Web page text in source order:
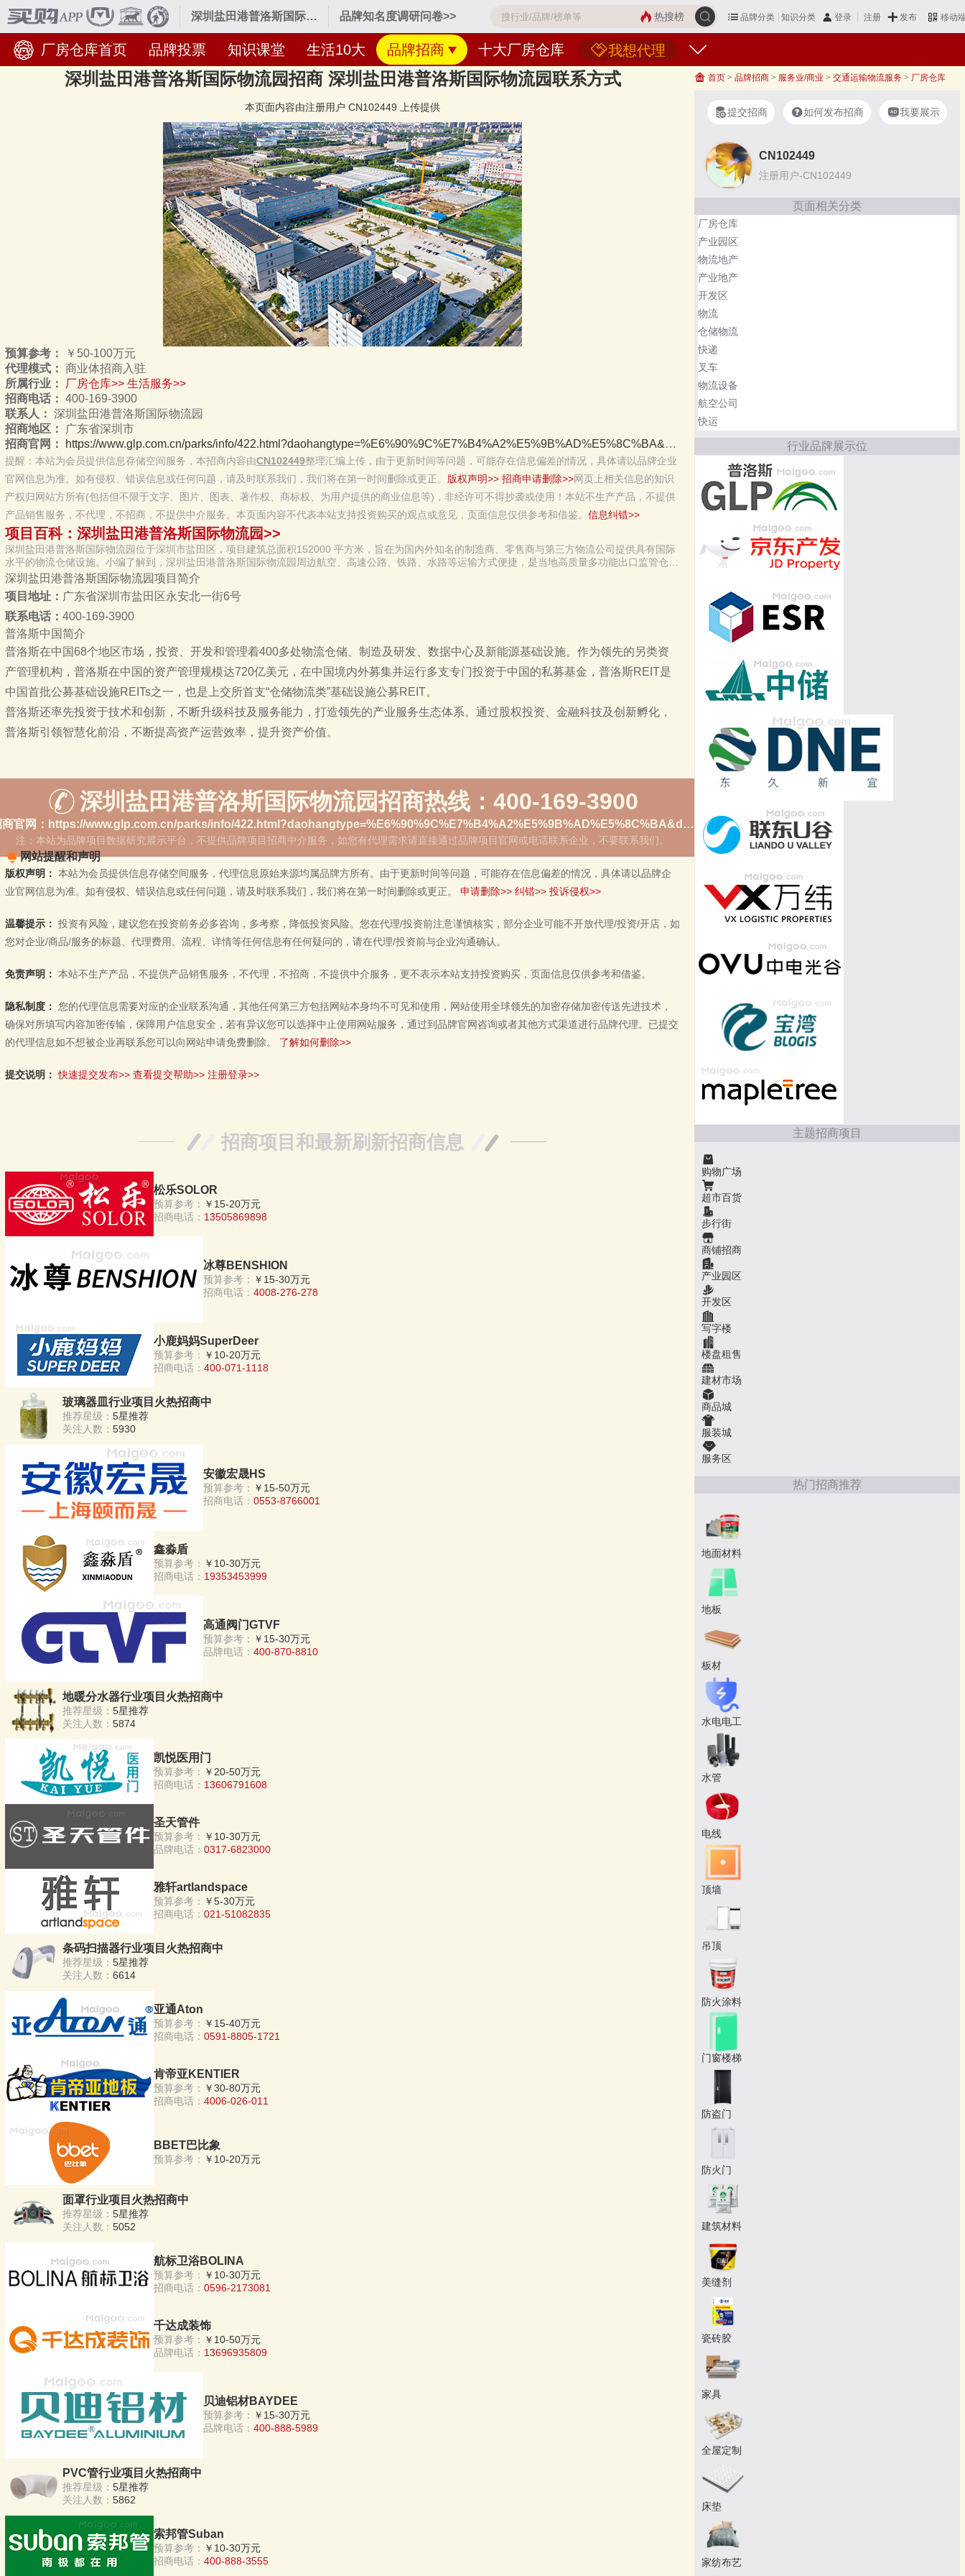
深圳盐田港普洛斯国际物流园招商 深圳盐田港普洛斯国际物流园联系方式 品牌知名度调研问卷>> 品牌分类 知识分类 登录 注册 发布 移动
热搜榜
厂房仓库首页 品牌投票 知识课堂 生活10大 品牌招商 我想代理
十大厂房仓库
深圳盐田港普洛斯国际物流园招商 深圳盐田港普洛斯国际物流园联系方式
本页面内容由注册用户 CN102449 上传提供
预算参考：
￥50-100万元
代理模式： 商业体招商入驻
所属行业：
厂房仓库>> 生活服务>>
招商电话： 400-169-3900
联系人： 深圳盐田港普洛斯国际物流园
招商地区：
广东省深圳市
招商官网：
https://www.glp.com.cn/parks/info/422.html?daohangtype=%E6%90%9C%E7%B4%A2%E5%9B%AD%E5%8C%BA&daohangtypeint=
提醒：本站为会员提供信息存储空间服务，本招商内容由CN102449整理汇编上传，由于更新时间等问题，可能存在信息偏差的情况，具体请以品牌企业
官网信息为准。如有侵权、错误信息或任何问题，请及时联系我们，我们将在第一时间删除或更正。 版权声明>> 招商申请删除>>网页上相关信息的知识
产权归网站方所有(包括但不限于文字、图片、图表、著作权、商标权、为用户提供的商业信息等)，非经许可不得抄袭或使用！本站不生产产品，不提供
产品销售服务，不代理，不招商，不提供中介服务。本页面内容不代表本站支持投资购买的观点或意见，页面信息仅供参考和借鉴。 信息纠错>>
项目百科：深圳盐田港普洛斯国际物流园>>
深圳盐田港普洛斯国际物流园位于深圳市盐田区，项目建筑总面积152000 平方米，旨在为国内外知名的制造商、零售商与第三方物流公司提供具有国际
水平的物流仓储设施。小编了解到，深圳盐田港普洛斯国际物流园周边航空、高速公路、铁路、水路等运输方式便捷，是当地高质量多功能出口监管仓和
保税仓。
深圳盐田港普洛斯国际物流园项目简介
项目地址： 广东省深圳市盐田区永安北一街6号
联系电话： 400-169-3900
普洛斯中国简介
普洛斯在中国68个地区市场，投资、开发和管理着400多处物流仓储、制造及研发、数据中心及新能源基础设施。作为领先的另类资
产管理机构，普洛斯在中国的资产管理规模达720亿美元，在中国境内外募集并运行多支专门投资于中国的私募基金，普洛斯REIT是
中国首批公募基础设施REITs之一，也是上交所首支“仓储物流类”基础设施公募REIT。
普洛斯还率先投资于技术和创新，不断升级科技及服务能力，打造领先的产业服务生态体系。通过股权投资、金融科技及创新孵化，
普洛斯引领智慧化前沿，不断提高资产运营效率，提升资产价值。
深圳盐田港普洛斯国际物流园招商热线：400-169-3900
招商官网：https://www.glp.com.cn/parks/info/422.html?daohangtype=%E6%90%9C%E7%B4%A2%E5%9B%AD%E5%8C%BA&daohangtypeint=
注：本站为品牌项目数据研究展示平台，不提供品牌项目招商中介服务，如您有代理需求请直接通过品牌项目官网或电话联系企业，不要联系我们。
网站提醒和声明
版权声明： 本站为会员提供信息存储空间服务，代理信息原始来源均属品牌方所有。由于更新时间等问题，可能存在信息偏差的情况，具体请以品牌企
业官网信息为准。如有侵权、错误信息或任何问题，请及时联系我们，我们将在第一时间删除或更正。
申请删除>> 纠错>> 投诉侵权>>
温馨提示： 投资有风险，建议您在投资前务必多咨询，多考察，降低投资风险。您在代理/投资前注意谨慎核实，部分企业可能不开放代理/投资/开店，如
您对企业/商品/服务的标题、代理费用、流程、详情等任何信息有任何疑问的，请在代理/投资前与企业沟通确认。
免责声明： 本站不生产产品，不提供产品销售服务，不代理，不招商，不提供中介服务，更不表示本站支持投资购买，页面信息仅供参考和借鉴。
隐私制度： 您的代理信息需要对应的企业联系沟通，其他任何第三方包括网站本身均不可见和使用，网站使用全球领先的加密存储加密传送先进技术，
确保对所填写内容加密传输，保障用户信息安全，若有异议您可以选择中止使用网站服务，通过到品牌官网咨询或者其他方式渠道进行品牌代理。已提交
的代理信息如不想被企业再联系您可以向网站申请免费删除。
了解如何删除>>
提交说明： 快速提交发布>> 查看提交帮助>> 注册登录>>
招商项目和最新刷新招商信息
松乐SOLOR
预算参考： ￥15-20万元
招商电话： 13505869898
冰尊BENSHION
预算参考： ￥15-30万元
招商电话： 4008-276-278
小鹿妈妈SuperDeer
预算参考： ￥10-20万元
招商电话： 400-071-1118
玻璃器皿行业项目火热招商中
推荐星级： 5星推荐
关注人数： 5930
安徽宏晟HS
预算参考： ￥15-50万元
招商电话： 0553-8766001
鑫淼盾
预算参考： ￥10-30万元
招商电话： 19353453999
高通阀门GTVF
预算参考： ￥15-30万元
品牌电话： 400-870-8810
地暖分水器行业项目火热招商中
推荐星级： 5星推荐
关注人数： 5874
凯悦医用门
预算参考： ￥20-50万元
招商电话： 13606791608
圣天管件
预算参考： ￥10-30万元
品牌电话： 0317-6823000
雅轩artlandspace
预算参考： ￥5-30万元
招商电话： 021-51082835
条码扫描器行业项目火热招商中
推荐星级： 5星推荐
关注人数： 6614
亚通Aton
预算参考： ￥15-40万元
招商电话： 0591-8805-1721
肯帝亚KENTIER
预算参考： ￥30-80万元
招商电话： 4006-026-011
BBET巴比象
预算参考： ￥10-20万元
面罩行业项目火热招商中
推荐星级： 5星推荐
关注人数： 5052
航标卫浴BOLINA
预算参考： ￥10-30万元
招商电话： 0596-2173081
千达成装饰
预算参考： ￥10-50万元
品牌电话： 13696935809
贝迪铝材BAYDEE
预算参考： ￥15-30万元
品牌电话： 400-888-5989
PVC管行业项目火热招商中
推荐星级： 5星推荐
关注人数： 5862
索邦管Suban
预算参考： ￥10-30万元
招商电话： 400-888-3555
首页 > 品牌招商 > 服务业/商业 > 交通运输物流服务 > 厂房仓库
提交招商 如何发布招商 我要展示
CN102449
注册用户-CN102449
页面相关分类
厂房仓库
产业园区
物流地产
产业地产
开发区
物流
仓储物流
快递
叉车
物流设备
航空公司
快运
行业品牌展示位
主题招商项目
购物广场
超市百货
步行街
商铺招商
产业园区
开发区
写字楼
楼盘租售
建材市场
商品城
服装城
服务区
热门招商推荐
地面材料
地板
板材
水电电工
水管
电线
顶墙
吊顶
防火涂料
门窗楼梯
防盗门
防火门
建筑材料
美缝剂
瓷砖胶
家具
全屋定制
床垫
家纺布艺